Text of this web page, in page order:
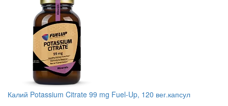
Калий Potassium Citrate 99 mg Fuel-Up, 120 вег.капсул